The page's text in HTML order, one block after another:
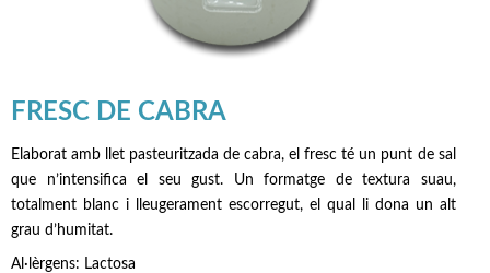
FRESC DE CABRA
Elaborat amb llet pasteuritzada de cabra, el fresc té un punt de sal
que n’intensifica el seu gust. Un formatge de textura suau,
totalment blanc i lleugerament escorregut, el qual li dona un alt
grau d’humitat.
Al·lèrgens: Lactosa